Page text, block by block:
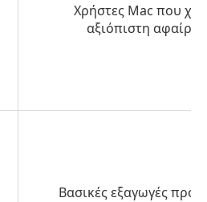
Χρήστες Mac που
αξιόπιστη
Βασικές εξαγωγές